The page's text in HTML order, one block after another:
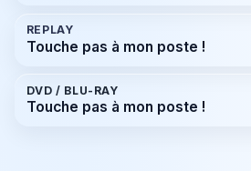
REPLAY
Touche pas à mon poste !
DVD / BLU-RAY
Touche pas à mon poste !